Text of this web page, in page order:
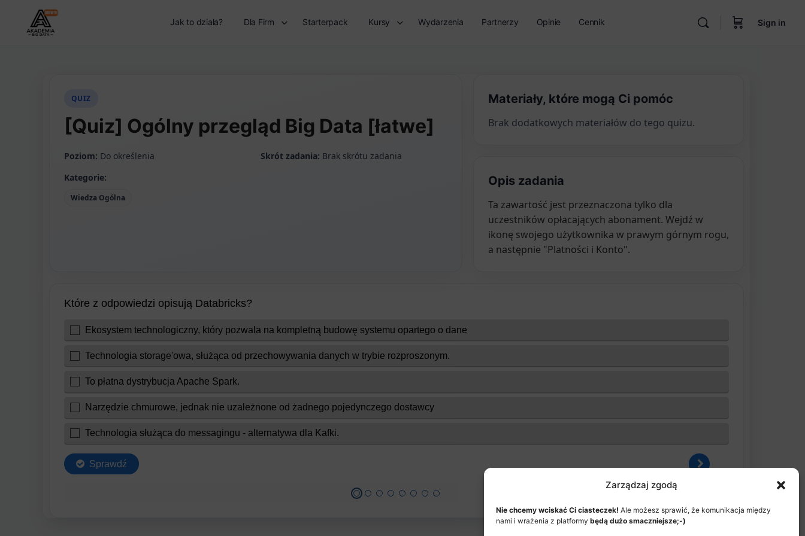
Zarządzaj zgodą
Nie chcemy wciskać Ci ciasteczek! Ale możesz sprawić, że komunikacja między
nami i wrażenia z platformy będą dużo smaczniejsze;-)
Jak to działa? Dla Firm Starterpack Kursy Wydarzenia Partnerzy Opinie Cennik Sign in
QUIZ
[Quiz] Ogólny przegląd Big Data [łatwe]
Poziom: Do określenia Skrót zadania: Brak skrótu zadania
Kategorie:
Wiedza Ogólna
Materiały, które mogą Ci pomóc
Brak dodatkowych materiałów do tego quizu.
Opis zadania
Ta zawartość jest przeznaczona tylko dla
uczestników opłacających abonament. Wejdź w
ikonę swojego użytkownika w prawym górnym rogu,
a następnie "Platności i Konto".